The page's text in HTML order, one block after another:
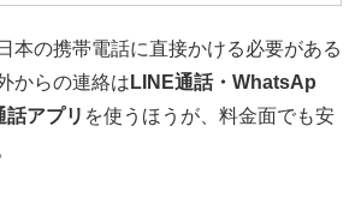
本の携帯電話に直接かける必要がある
からの連絡は LINE通話・WhatsAp
アプリ を使うほうが、料金面でも安